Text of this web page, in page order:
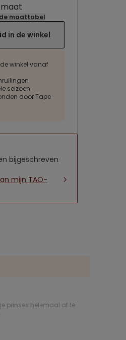
de maattabel
in de winkel
winkel vanaf
seizoen
door Tape
bijgeschreven
mijn TAO-
prinses helemaal af te